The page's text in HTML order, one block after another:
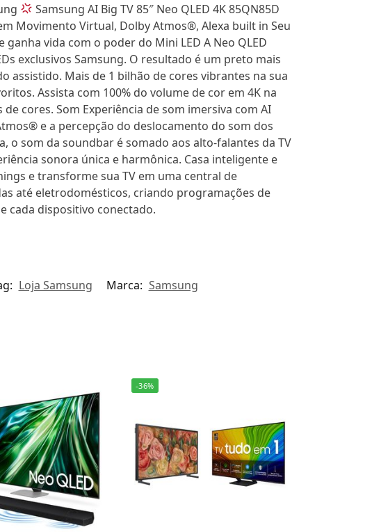
Samsung AI Big TV 85″ Neo QLED 4K 85QN85D
Movimento Virtual, Dolby Atmos®, Alexa built in Seu
vida com o poder do Mini LED A Neo QLED
exclusivos Samsung. O resultado é um preto mais
Mais de 1 bilhão de cores vibrantes na sua
Assista com 100% do volume de cor em 4K na
cores. Som Experiência de som imersiva com AI
e a percepção do deslocamento do som dos
o som da soundbar é somado aos alto-falantes da TV
sonora única e harmônica. Casa inteligente e
e transforme sua TV em uma central de
até eletrodomésticos, criando programações de
cada dispositivo conectado.
Loja Samsung Marca: Samsung
-36%